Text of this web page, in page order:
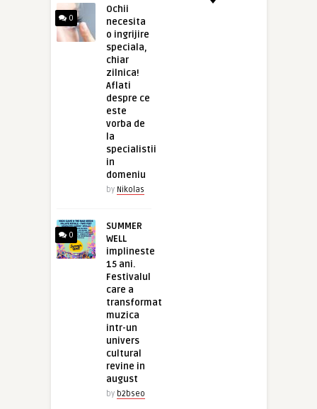
0
Ochii
necesita
o ingrijire
speciala,
chiar
zilnica!
Aflati
despre ce
este
vorba de
la
specialistii
in
domeniu
by Nikolas
0
SUMMER
WELL
implineste
15 ani.
Festivalul
care a
transformat
muzica
intr-un
univers
cultural
revine in
august
by b2bseo